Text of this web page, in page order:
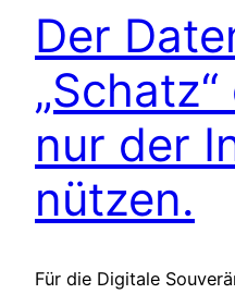
Der
nur der
nützen.
Für die Digitale